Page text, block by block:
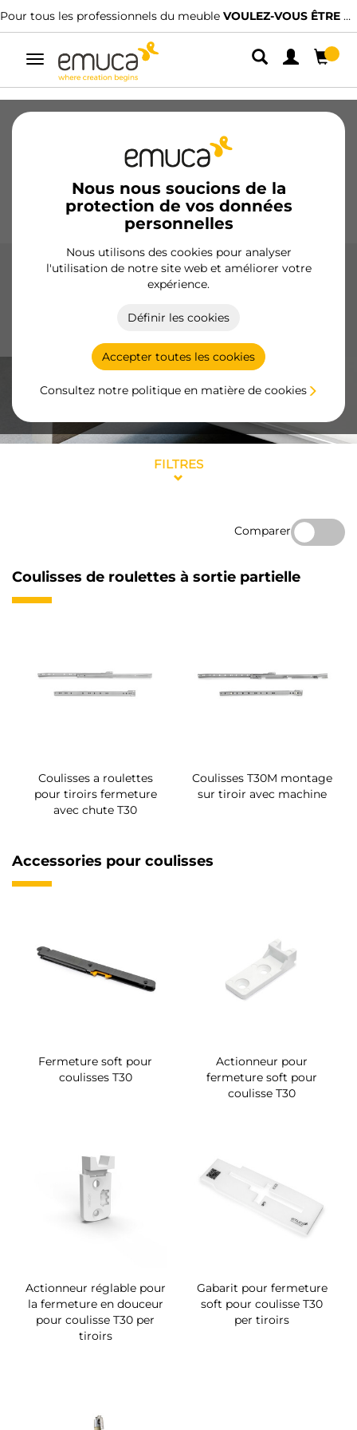
Pour tous les professionnels du meuble VOULEZ-VOUS ÊTRE CLIENT ?
Alterner
navigation
Nous nous soucions de la
protection de vos données
personnelles
Nous utilisons des cookies pour analyser
l'utilisation de notre site web et améliorer votre
expérience.
Définir les cookies
Accepter toutes les cookies
Consultez notre politique en matière de cookies
Charnières
Cuisine Montage
Poignées Pieds Présentoirs
Coulisses de roulettes
doux et efficace, idéales pour les meubles de cuisine, salle
FILTRES
Comparer
Coulisses de roulettes à sortie partielle
Coulisses a roulettes
pour tiroirs fermeture
avec chute T30
Coulisses T30M montage
sur tiroir avec machine
Accessories pour coulisses
Fermeture soft pour
coulisses T30
Actionneur pour
fermeture soft pour
coulisse T30
Actionneur réglable pour
la fermeture en douceur
pour coulisse T30 per
tiroirs
Gabarit pour fermeture
soft pour coulisse T30
per tiroirs